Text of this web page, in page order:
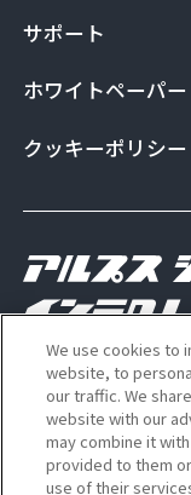
サポート
ホワイトペーパー
クッキーポリシー
Copyright
rights reserved
We use cookies to
website, to
our traffic. We
website with our
may combine it
provided to them
use of their